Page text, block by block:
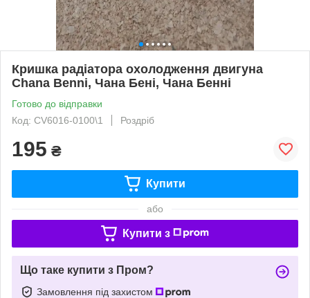
Кришка радіатора охолодження двигуна
Chana Benni, Чана Бені, Чана Бенні
Готово до відправки
Код: CV6016-0100\1
Роздріб
195 ₴
Купити
або
Купити з
Що таке купити з Пром?
Замовлення під захистом